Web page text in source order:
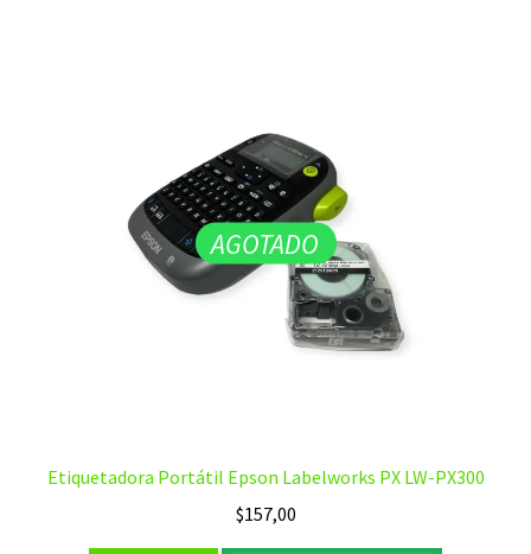
AGOTADO
Etiquetadora Portátil Epson Labelworks PX LW-PX300
$157,00